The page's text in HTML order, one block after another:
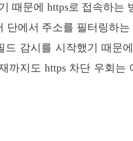
때문에 https로 접속하는
단에서 주소를 필터링하
드 감시를 시작했기 때문
까지도 https 차단 우회는